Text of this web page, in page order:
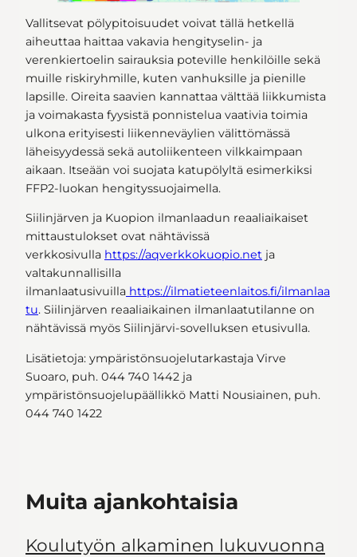
Vallitsevat pölypitoisuudet voivat tällä hetkellä
aiheuttaa haittaa vakavia hengityselin- ja
verenkiertoelin sairauksia poteville henkilöille sekä
muille riskiryhmille, kuten vanhuksille ja pienille
lapsille. Oireita saavien kannattaa välttää liikkumista
ja voimakasta fyysistä ponnistelua vaativia toimia
ulkona erityisesti liikenneväylien välittömässä
läheisyydessä sekä autoliikenteen vilkkaimpaan
aikaan. Itseään voi suojata katupölyltä esimerkiksi
FFP2-luokan hengityssuojaimella.
Siilinjärven ja Kuopion ilmanlaadun reaaliaikaiset
mittaustulokset ovat nähtävissä
verkkosivulla https://aqverkkokuopio.net ja
valtakunnallisilla
ilmanlaatusivuilla https://ilmatieteenlaitos.fi/ilmanlaa
tu. Siilinjärven reaaliaikainen ilmanlaatutilanne on
nähtävissä myös Siilinjärvi-sovelluksen etusivulla.
Lisätietoja: ympäristönsuojelutarkastaja Virve
Suoaro, puh. 044 740 1442 ja
ympäristönsuojelupäällikkö Matti Nousiainen, puh.
044 740 1422
Muita ajankohtaisia
Koulutyön alkaminen lukuvuonna